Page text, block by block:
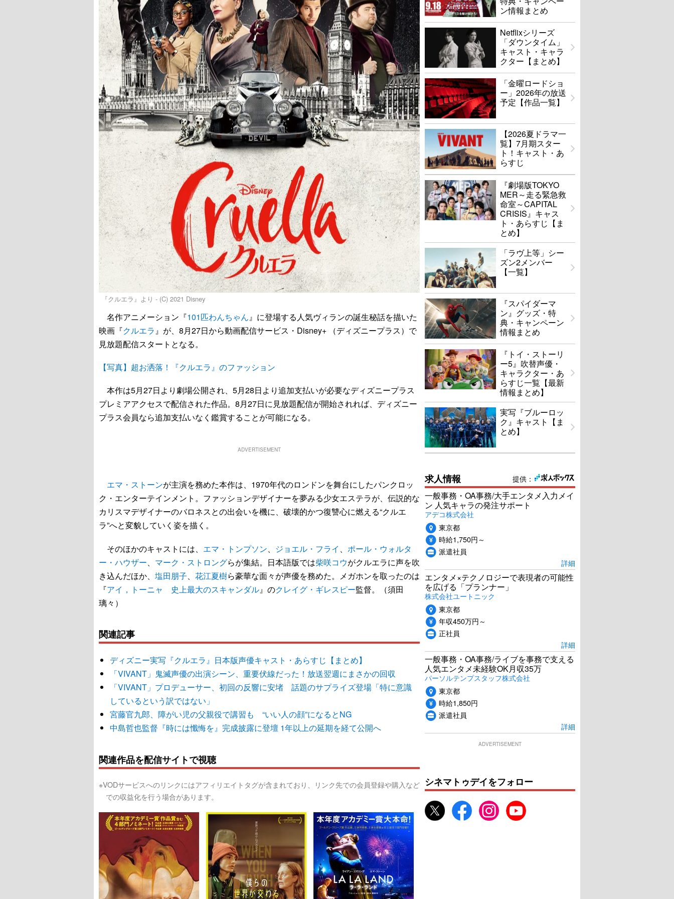
『クルエラ』より - (C) 2021 Disney
名作アニメーション『101匹わんちゃん』に登場する人気ヴィランの誕生秘話を描いた
映画『クルエラ』が、8月27日から動画配信サービス・Disney+ （ディズニープラス）で
見放題配信スタートとなる。
【写真】超お洒落！『クルエラ』のファッション
本作は5月27日より劇場公開され、5月28日より追加支払いが必要なディズニープラス
プレミアアクセスで配信された作品。8月27日に見放題配信が開始されれば、ディズニー
プラス会員なら追加支払いなく鑑賞することが可能になる。
ADVERTISEMENT
エマ・ストーンが主演を務めた本作は、1970年代のロンドンを舞台にしたパンクロッ
ク・エンターテインメント。ファッションデザイナーを夢みる少女エステラが、伝説的な
カリスマデザイナーのバロネスとの出会いを機に、破壊的かつ復讐心に燃える“クルエ
ラ”へと変貌していく姿を描く。
そのほかのキャストには、 エマ・トンプソン ジョエル・フライ
ポール・ウォルタ
ー・ハウザー
マーク・ストロングらが集結。日本語版では柴咲コウがクルエラに声を吹
き込んだほか、 塩田朋子 花江夏樹ら豪華な面々が声優を務めた。メガホンを取ったのは
『アイ，トーニャ 史上最大のスキャンダル』のクレイグ・ギレスピー監督。（須田
璃々）
関連記事
ディズニー実写『クルエラ』日本版声優キャスト・あらすじ【まとめ】
「VIVANT」鬼滅声優の出演シーン、重要伏線だった！放送翌週にまさかの回収
「VIVANT」プロデューサー、初回の反響に安堵 話題のサプライズ登場「特に意識
しているという訳ではない」
宮藤官九郎、障がい児の父親役で講習も “いい人の顔”になるとNG
中島哲也監督『時には懺悔を』完成披露に登壇 1年以上の延期を経て公開へ
関連作品を配信サイトで視聴
※VODサービスへのリンクにはアフィリエイトタグが含まれており、リンク先での会員登録や購入など
での収益化を行う場合があります。
ン情報まとめ
Netflixシリーズ
「ダウンタイム」
キャスト・キャラ
クター【まとめ】
「金曜ロードショ
ー」2026年の放送
予定【作品一覧】
【2026夏ドラマ一
覧】7月期スター
ト！キャスト・あ
らすじ
『劇場版TOKYO
MER～走る緊急救
命室～CAPITAL
CRISIS』キャス
ト・あらすじ【ま
とめ】
「ラヴ上等」シー
ズン2メンバー
【一覧】
『スパイダーマ
ン』グッズ・特
典・キャンペーン
情報まとめ
『トイ・ストーリ
ー5』吹替声優・
キャラクター・あ
らすじ一覧【最新
情報まとめ】
実写『ブルーロッ
ク』キャスト【ま
とめ】
提供：
求人情報
一般事務・OA事務/大手エンタメ入力メイ
ン 人気キャラの発注サポート
アデコ株式会社
東京都
時給1,750円～
派遣社員
詳細
エンタメ×テクノロジーで表現者の可能性
を広げる「プランナー」
株式会社ユートニック
東京都
年収450万円～
正社員
詳細
一般事務・OA事務/ライブを事務で支える
人気エンタメ未経験OK月収35万
パーソルテンプスタッフ株式会社
東京都
時給1,850円
派遣社員
詳細
ADVERTISEMENT
シネマトゥデイをフォロー